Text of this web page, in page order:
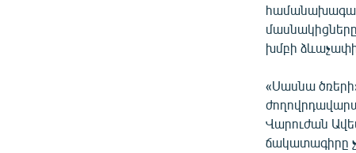
խմբի
«Սասնա
Վարուժան
ճակատագիրը